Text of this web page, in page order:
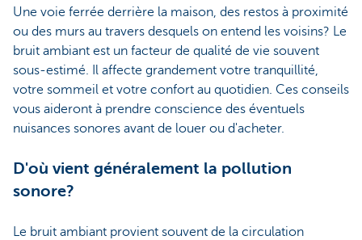
Une voie ferrée derrière la maison, des restos à proximité
ou des murs au travers desquels on entend les voisins? Le
bruit ambiant est un facteur de qualité de vie souvent
sous-estimé. Il affecte grandement votre tranquillité,
votre sommeil et votre confort au quotidien. Ces conseils
vous aideront à prendre conscience des éventuels
nuisances sonores avant de louer ou d'acheter.
D'où vient généralement la pollution
sonore?
Le bruit ambiant provient souvent de la circulation